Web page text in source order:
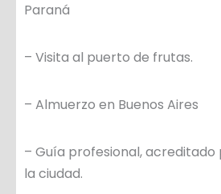
Paraná
– Visita al puerto de frutas.
– Almuerzo en Buenos Aires
– Guía profesional,
la ciudad.